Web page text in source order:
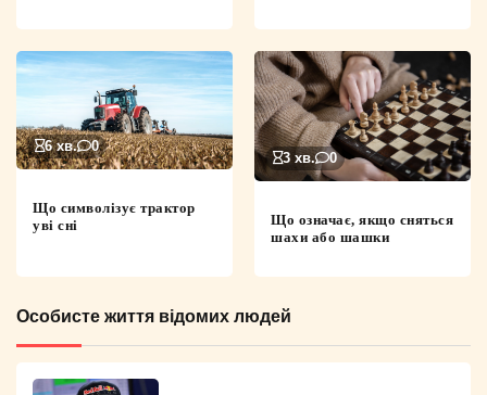
6 хв. 0
Що символізує трактор
уві сні
3 хв. 0
Що означає, якщо сняться
шахи або шашки
Особисте життя відомих людей